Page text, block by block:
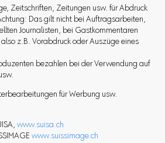
Zeitschriften, Zeitungen usw. für Abdruck
Das gilt nicht bei Auftragsarbeiten,
Journalisten, bei Gastkommentaren
also z.B. Vorabdruck oder Auszüge eines
bezahlen bei der Verwendung auf
für Werbung usw.
www.suisa.ch
www.suissimage.ch